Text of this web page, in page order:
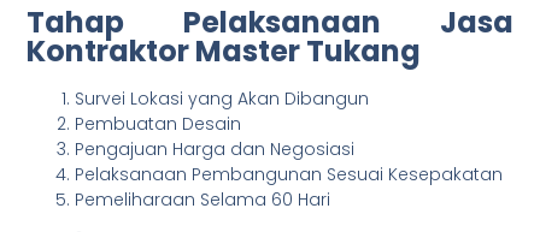
Tahap Pelaksanaan Jasa
Kontraktor Master Tukang
Survei Lokasi yang Akan Dibangun
Pembuatan Desain
Pengajuan Harga dan Negosiasi
Pelaksanaan Pembangunan Sesuai Kesepakatan
Pemeliharaan Selama 60 Hari